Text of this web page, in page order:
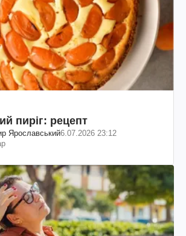
пиріг: рецепт
Ярославський6.07.2026 23:12